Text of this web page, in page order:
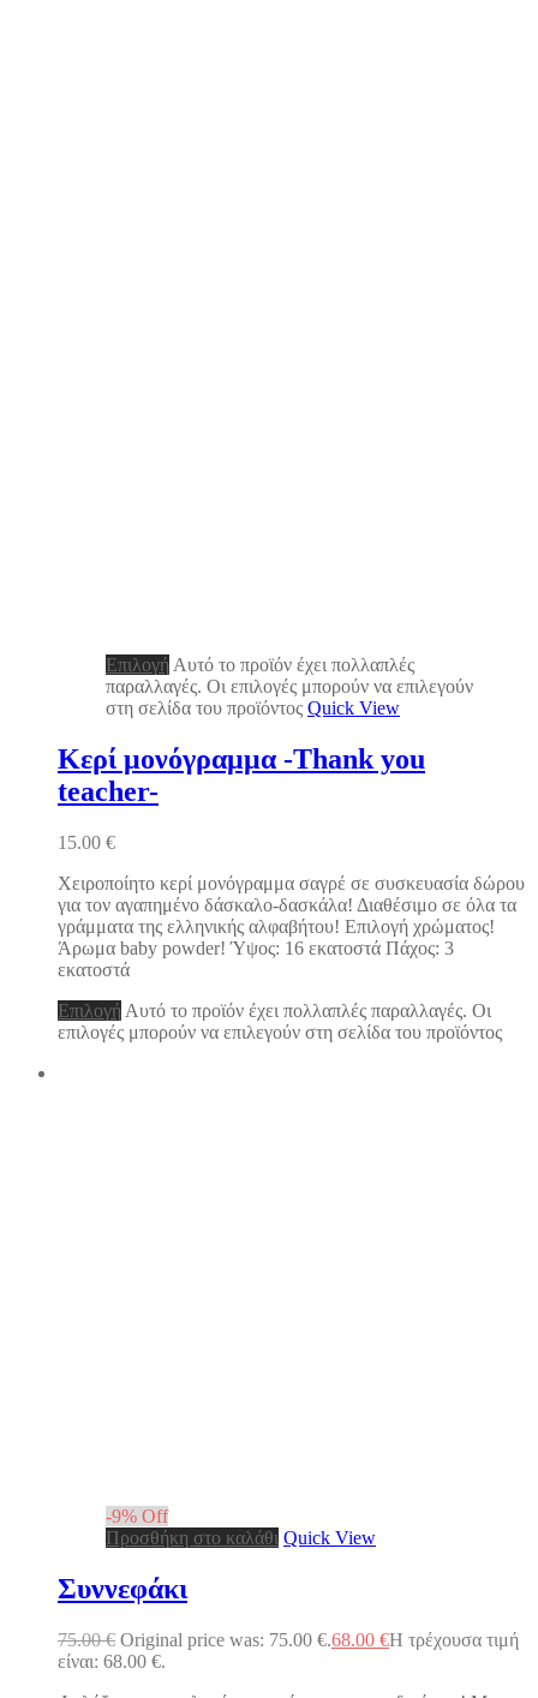
Επιλογή Αυτό το προϊόν έχει πολλαπλές
παραλλαγές. Οι επιλογές μπορούν να επιλεγούν
στη σελίδα του προϊόντος Quick View
Κερί μονόγραμμα -Thank you
teacher-
15.00 €
Χειροποίητο κερί μονόγραμμα σαγρέ σε συσκευασία δώρου
για τον αγαπημένο δάσκαλο-δασκάλα! Διαθέσιμο σε όλα τα
γράμματα της ελληνικής αλφαβήτου! Επιλογή χρώματος!
Άρωμα baby powder! Ύψος: 16 εκατοστά Πάχος: 3
εκατοστά
Επιλογή Αυτό το προϊόν έχει πολλαπλές παραλλαγές. Οι
επιλογές μπορούν να επιλεγούν στη σελίδα του προϊόντος
-9% Off
Προσθήκη στο καλάθι Quick View
Συννεφάκι
75.00€ Original price was: 75.00 €.68.00 €Η τρέχουσα τιμή
είναι: 68.00 €.